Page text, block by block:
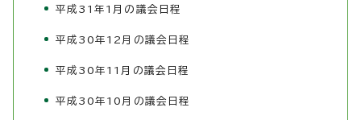
平成31年1月の議会日程
平成30年12月の議会日程
平成30年11月の議会日程
平成30年10月の議会日程